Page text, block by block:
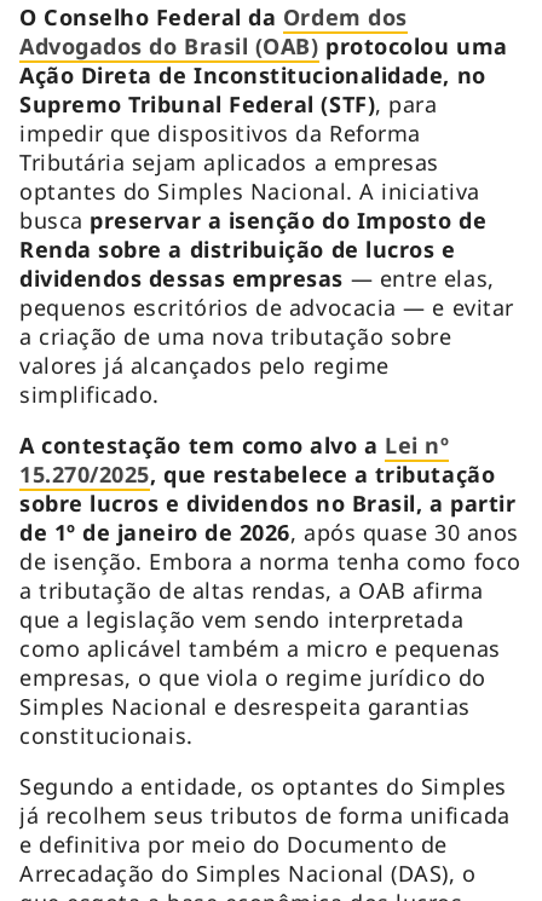
O Conselho Federal da Ordem dos
Advogados do Brasil (OAB) protocolou uma
Ação Direta de Inconstitucionalidade, no
Supremo Tribunal Federal (STF), para
impedir que dispositivos da Reforma
Tributária sejam aplicados a empresas
optantes do Simples Nacional. A iniciativa
busca preservar a isenção do Imposto de
Renda sobre a distribuição de lucros e
dividendos dessas empresas — entre elas,
pequenos escritórios de advocacia — e evitar
a criação de uma nova tributação sobre
valores já alcançados pelo regime
simplificado.
A contestação tem como alvo a Lei nº
15.270/2025, que restabelece a tributação
sobre lucros e dividendos no Brasil, a partir
de 1º de janeiro de 2026, após quase 30 anos
de isenção. Embora a norma tenha como foco
a tributação de altas rendas, a OAB afirma
que a legislação vem sendo interpretada
como aplicável também a micro e pequenas
empresas, o que viola o regime jurídico do
Simples Nacional e desrespeita garantias
constitucionais.
Segundo a entidade, os optantes do Simples
já recolhem seus tributos de forma unificada
e definitiva por meio do Documento de
Arrecadação do Simples Nacional (DAS), o